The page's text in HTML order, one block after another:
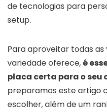
de tecnologias para
setup.
Para aproveitar todas as
variedade oferece,é
placa certa para o seu
preparamos este artigo
escolher, além de um